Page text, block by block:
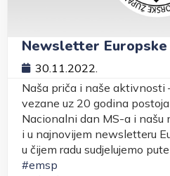
Newsletter
30.11.2022.
Naša priča i naše aktivnosti
vezane uz 20 godina
Nacionalni dan MS-a i našu
i u najnovijem newsletteru
u čijem radu sudjelujemo
#emsp